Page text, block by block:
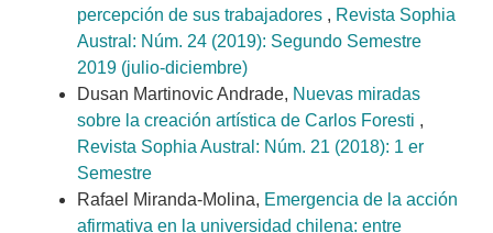
percepción de sus trabajadores , Revista Sophia
Austral: Núm. 24 (2019): Segundo Semestre
2019 (julio-diciembre)
Dusan Martinovic Andrade, Nuevas miradas
sobre la creación artística de Carlos Foresti ,
Revista Sophia Austral: Núm. 21 (2018): 1 er
Semestre
Rafael Miranda-Molina, Emergencia de la acción
afirmativa en la universidad chilena: entre